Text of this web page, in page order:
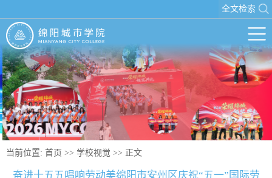
全文检索
当前位置: 首页 >> 学校视觉 >> 正文
奋进十五五唱响劳动美绵阳市安州区庆祝“五一”国际劳